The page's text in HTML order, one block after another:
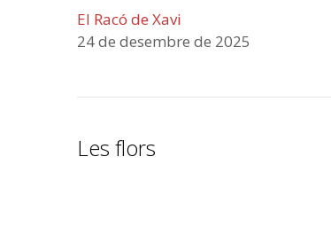
El Racó de Xavi
24 de desembre de 2025
Les flors